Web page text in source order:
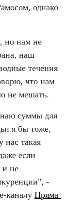
однако
но нам не
наш
течения
что нам
не мешать.
суммы для
я бы тоже,
нас такая
если
и не
-
каналу Пряма